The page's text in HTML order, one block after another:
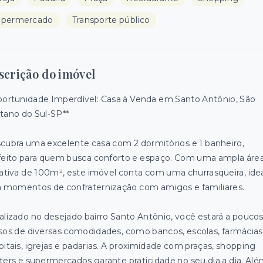
Transporte público
do imóvel
Imperdível: Casa à Venda em Santo Antônio, São
do Sul-SP**
uma excelente casa com 2 dormitórios e 1 banheiro,
para quem busca conforto e espaço. Com uma ampla
de 100m², este imóvel conta com uma churrasqueira,
momentos de confraternização com amigos e familiares.
no desejado bairro Santo Antônio, você estará a poucos
de diversas comodidades, como bancos, escolas,
igrejas e padarias. A proximidade com praças, shopping
e supermercados garante praticidade no seu dia a dia.